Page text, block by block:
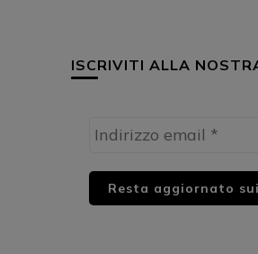
ISCRIVITI ALLA